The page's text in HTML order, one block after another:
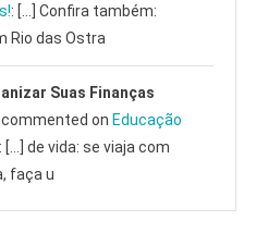
: […] Confira também:
Rio das Ostra
Suas Finanças
commented onEducação
: […] de vida: se viaja com
faça u